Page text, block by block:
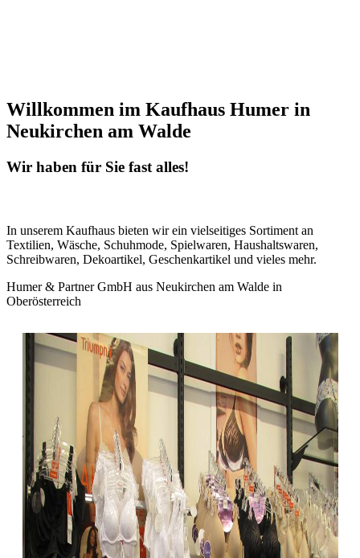
Willkommen im Kaufhaus Humer in
Neukirchen am Walde
Wir haben für Sie fast alles!
In unserem Kaufhaus bieten wir ein vielseitiges Sortiment an
Textilien, Wäsche, Schuhmode, Spielwaren, Haushaltswaren,
Schreibwaren, Dekoartikel, Geschenkartikel und vieles mehr.
Humer & Partner GmbH aus Neukirchen am Walde in
Oberösterreich